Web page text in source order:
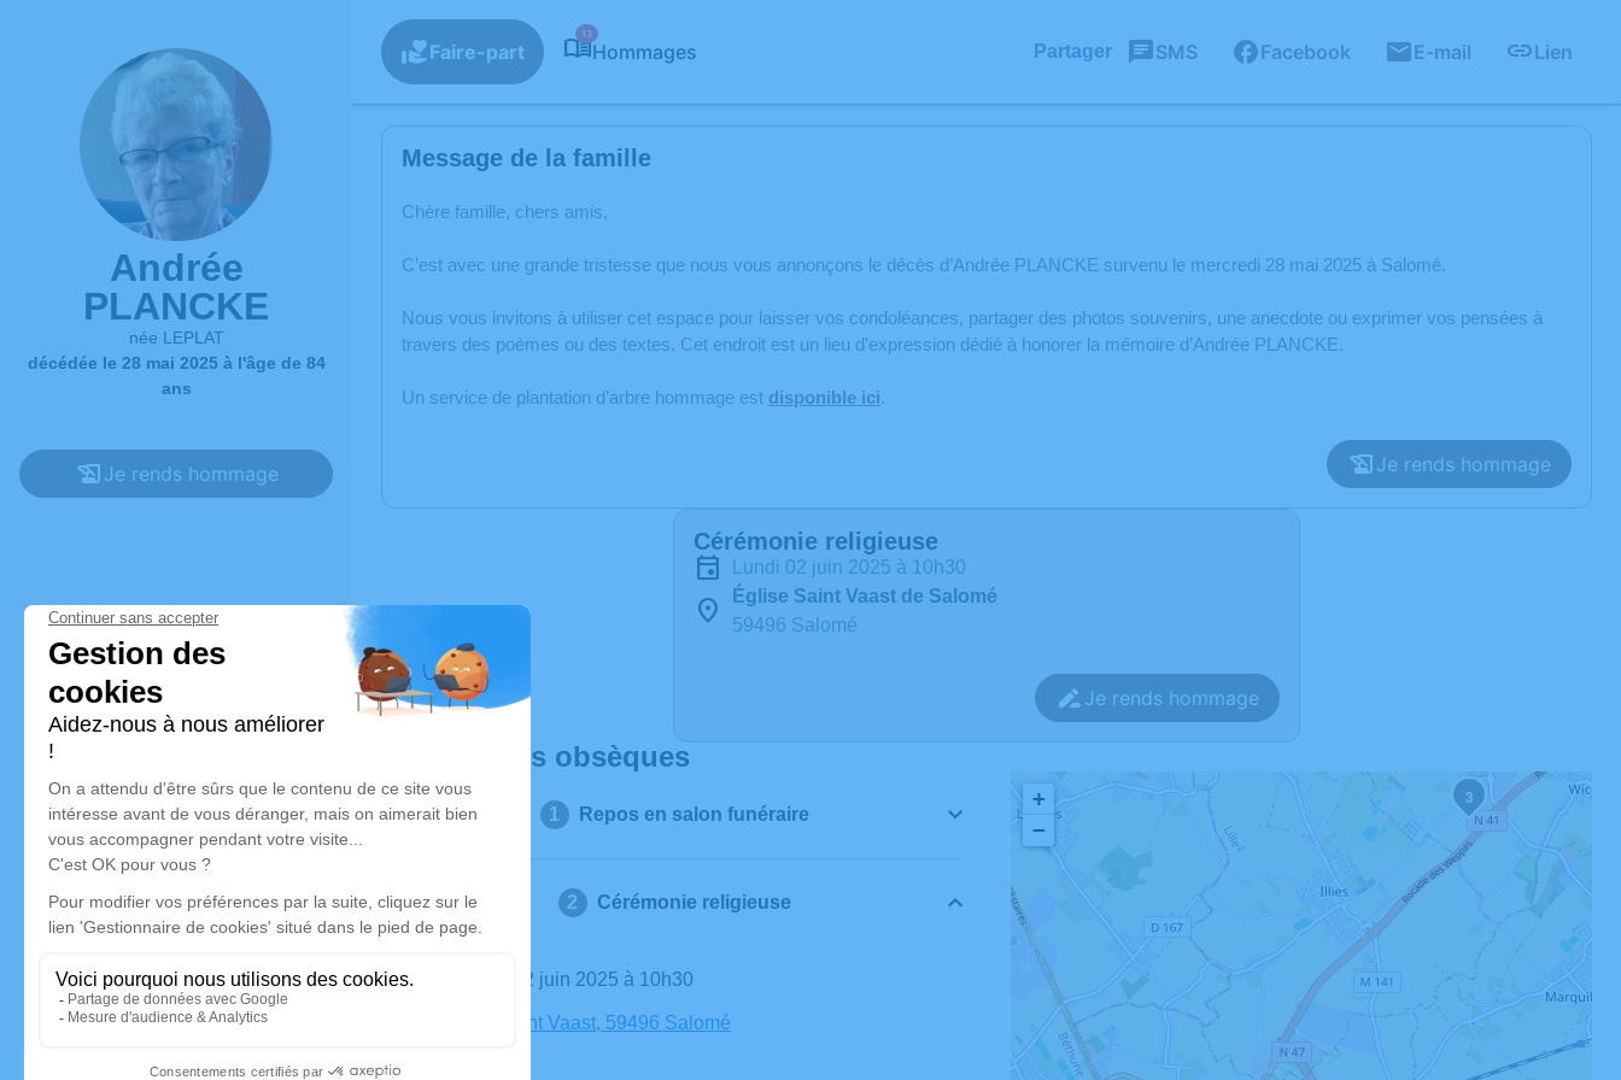
Andrée
PLANCKE
née LEPLAT
décédée le 28 mai 2025 à l'âge de 84
ans
Je rends hommage
Faire-part
13
Hommages Partager SMS Facebook E-mail Lien
Message de la famille
Chère famille, chers amis,
C’est avec une grande tristesse que nous vous annonçons le décès d’Andrée PLANCKE survenu le mercredi 28 mai 2025 à Salomé.
Nous vous invitons à utiliser cet espace pour laisser vos condoléances, partager des photos souvenirs, une anecdote ou exprimer vos pensées à
travers des poèmes ou des textes. Cet endroit est un lieu d'expression dédié à honorer la mémoire d’Andrée PLANCKE.
Un service de plantation d’arbre hommage est disponible ici.
Je rends hommage
Cérémonie religieuse
lundi 02 juin 2025 à 10h30
Église Saint Vaast de Salomé
59496 Salomé
Je rends hommage
Déroulé des obsèques
Repos en salon funéraire
Cérémonie religieuse
Le lundi 02 juin 2025 à 10h30
Église Saint Vaast, 59496 Salomé
3
+
−